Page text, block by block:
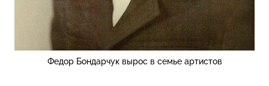
Федор Бондарчук вырос в семье артистов